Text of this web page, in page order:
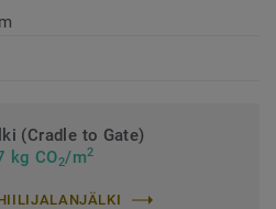
(Cradle to Gate)
kg CO2/m2